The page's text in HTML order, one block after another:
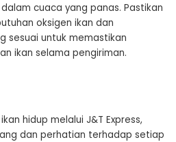
cuaca yang panas. Pastikan
oksigen ikan dan
sesuai untuk memastikan
ikan selama pengiriman.
hidup melalui J&T Express,
dan perhatian terhadap setiap